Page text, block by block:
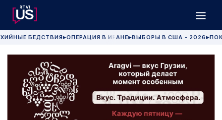
БЕДСТВИЯ▶ОПЕРАЦИЯ В ИРАНЕ▶ВЫБОРЫ В США - 2026 ▶